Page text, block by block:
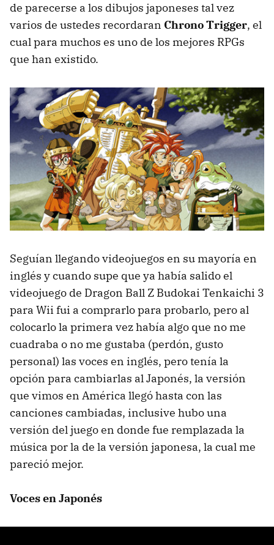
de parecerse a los dibujos japoneses tal vez
varios de ustedes recordaran Chrono Trigger, el
cual para muchos es uno de los mejores RPGs
que han existido.
Seguían llegando videojuegos en su mayoría en
inglés y cuando supe que ya había salido el
videojuego de Dragon Ball Z Budokai Tenkaichi 3
para Wii fui a comprarlo para probarlo, pero al
colocarlo la primera vez había algo que no me
cuadraba o no me gustaba (perdón, gusto
personal) las voces en inglés, pero tenía la
opción para cambiarlas al Japonés, la versión
que vimos en América llegó hasta con las
canciones cambiadas, inclusive hubo una
versión del juego en donde fue remplazada la
música por la de la versión japonesa, la cual me
pareció mejor.
Voces en Japonés